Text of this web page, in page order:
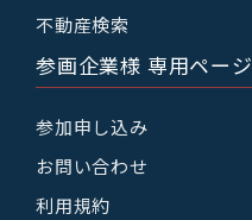
不動産検索
参画企業様 専用ページ
参加申し込み
お問い合わせ
利用規約